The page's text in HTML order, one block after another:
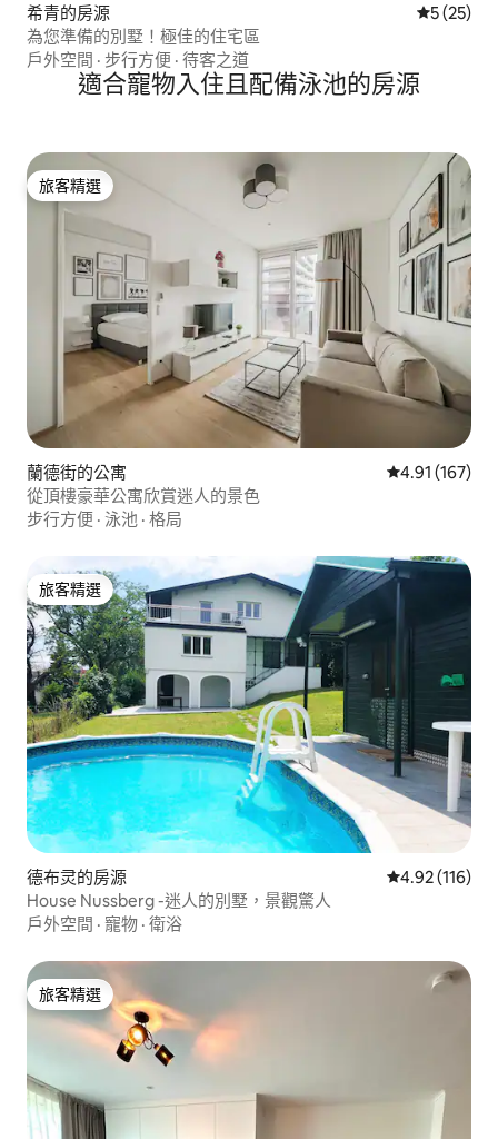
希青的房源 從 25 則評
5 (25)
為您準備的別墅！極佳的住宅區
戶外空間 · 步行方便 · 待客之道
適合寵物入住且配備泳池的房源
旅客精選
旅客精選
蘭德街的公寓 從 167 則評價
4.91 (167)
從頂樓豪華公寓欣賞迷人的景色
步行方便 · 泳池 · 格局
旅客精選
旅客精選
德布灵的房源 從 116 則評價
4.92 (116)
House Nussberg -迷人的別墅，景觀驚人
戶外空間 · 寵物 · 衛浴
旅客精選
旅客精選